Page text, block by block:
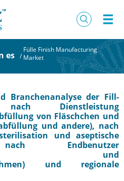
es /
Fülle Finish Manufacturing
Market
Branchenanalyse der Fill-
nach Dienstleistung
von Fläschchen und
und andere), nach
und aseptische
Endbenutzer
und
und regionale